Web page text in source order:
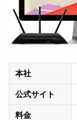
本社
公式サイト
料金